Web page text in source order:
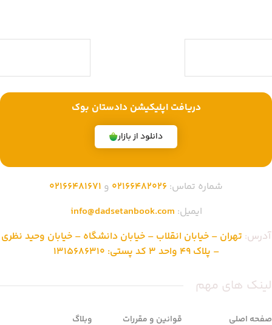
دریافت اپلیکیشن دادستان بوک
دانلود از بازار
شماره تماس: 02166482026 و 02166481671
ایمیل: info@dadsetanbook.com
آدرس: تهران – خیابان انقلاب – خیابان دانشگاه – خیابان وحید نظری
– پلاک 49 واحد 3 کد پستی: 1315686310
لینک های مهم
صفحه اصلی
قوانین و مقررات
وبلاگ